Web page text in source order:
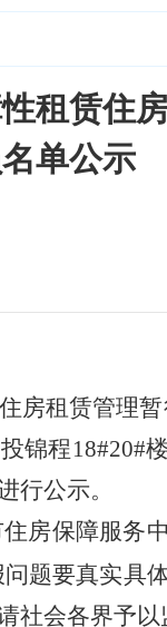
租赁住
单公示
房租赁管理
锦程18#20#
行公示。
房保障服务
问题要真实具
社会各界予以